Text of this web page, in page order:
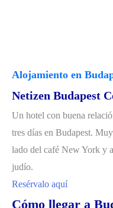
Alojamiento en
Netizen Budapest
Un hotel con buena
tres días en Budapest.
lado del café New York y
judío.
Resérvalo aquí
Cómo llegar a